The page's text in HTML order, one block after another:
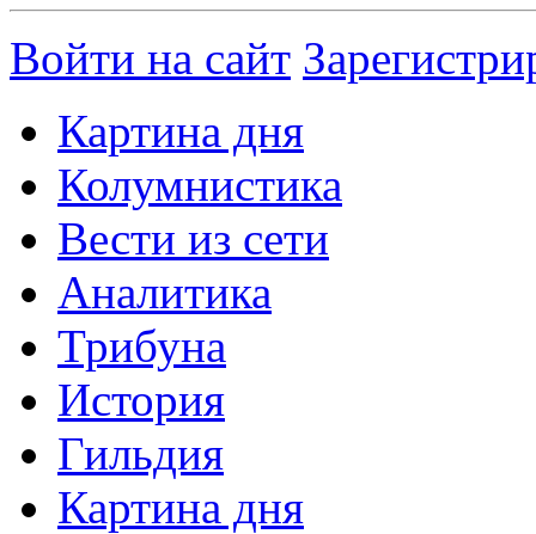
Войти на сайт
Картина дня
Колумнистика
Вести из сети
Аналитика
Трибуна
История
Гильдия
Картина дня